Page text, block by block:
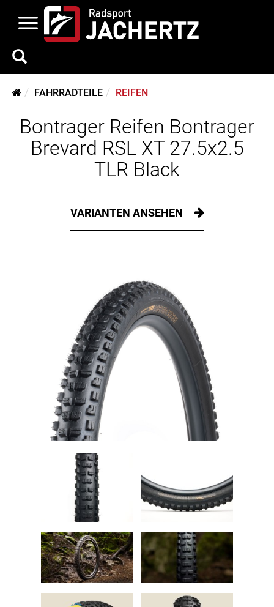
FAHRRADTEILE REIFEN
Bontrager Reifen Bontrager
Brevard RSL XT 27.5x2.5
TLR Black
VARIANTEN ANSEHEN